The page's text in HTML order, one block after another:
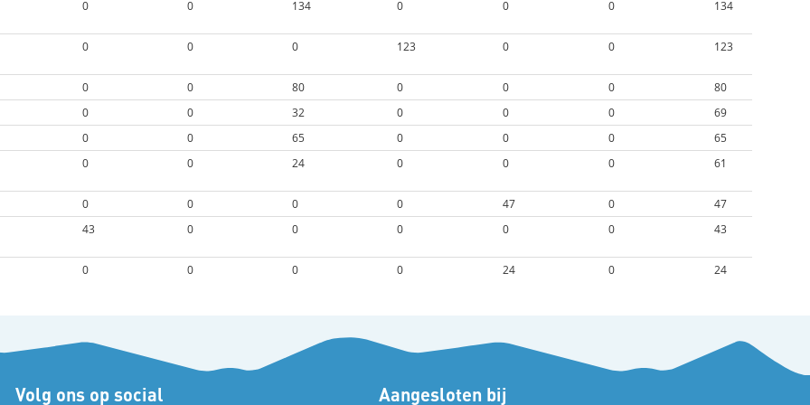
0 0 134 0 0 0 134
0 0 0 123 0 0 123
0 0 80 0 0 0
80
0
0 32 0 0 0
69
0
0 65 0 0 0
65
0
0 24 0 0 0 61
0 0 0 0 47 0
47
43
0 0 0 0 0 43
0 0 0 0 24 0 24
Volg ons op social Aangesloten bij